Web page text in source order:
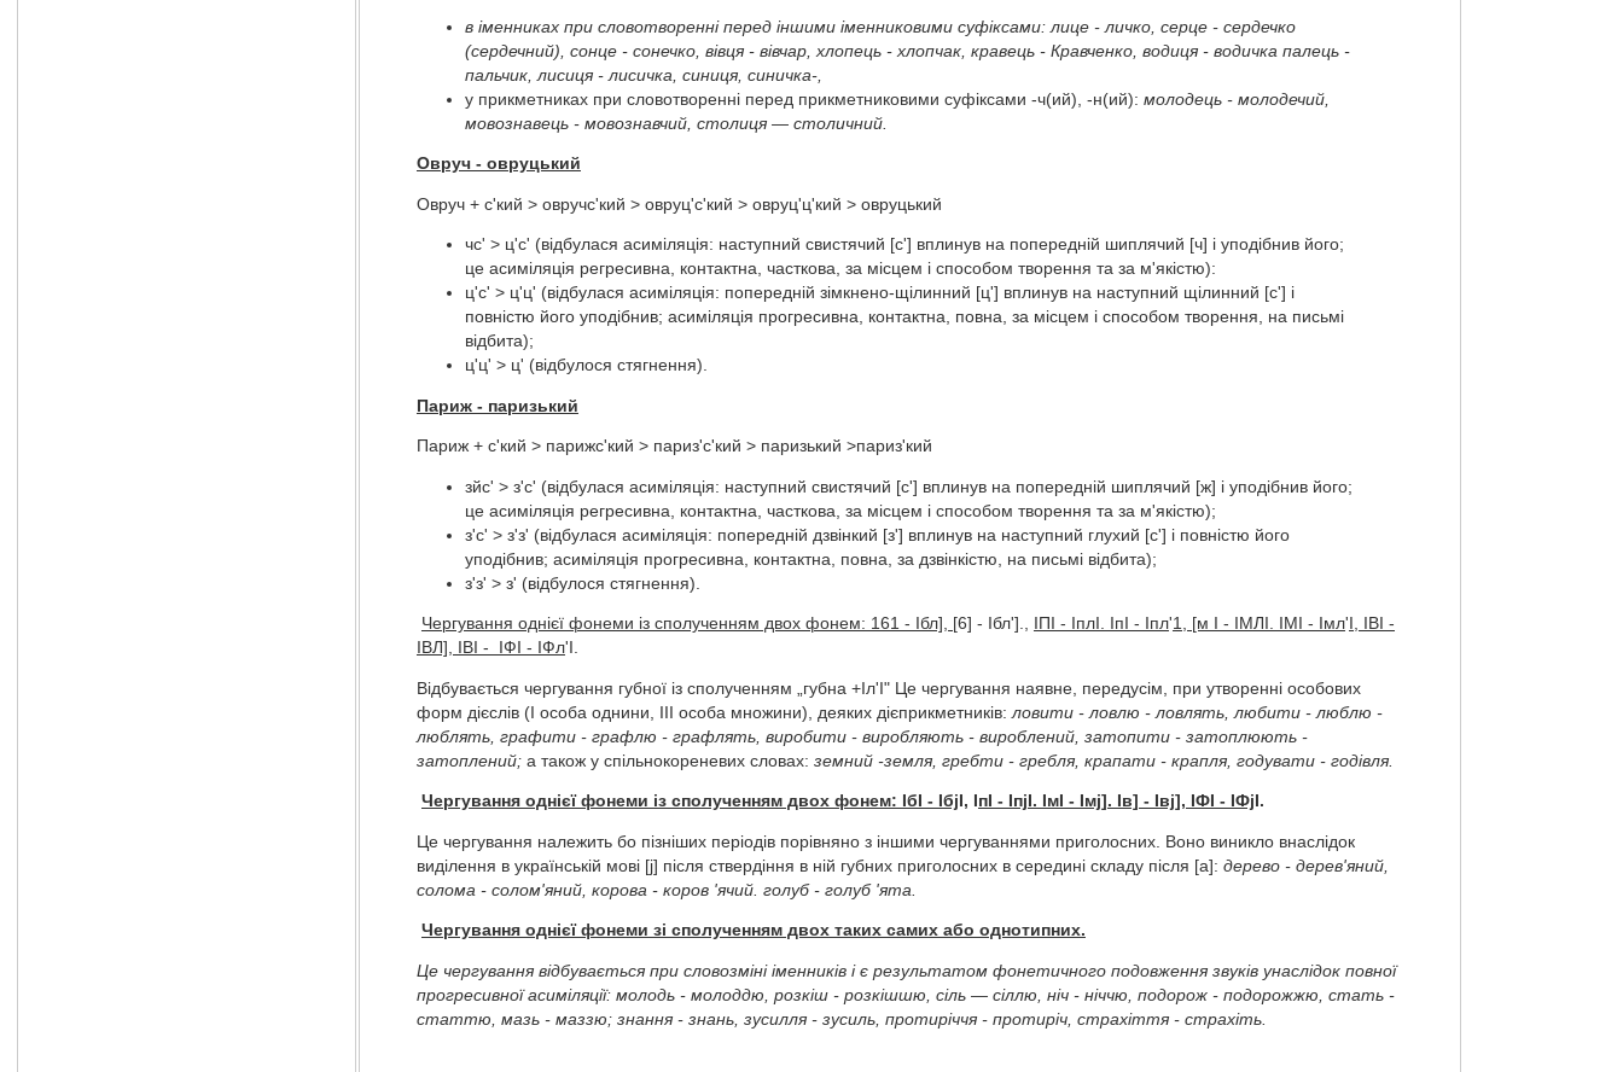
в іменниках при словотворенні перед іншими іменниковими суфіксами:лице - личко, серце - сердечко
(сердечний), сонце - сонечко, вівця - вівчар, хлопець - хлопчак, кравець - Кравченко, водиця - водичка палець -
пальчик, лисиця - лисичка, синиця, синичка-,
у прикметниках при словотворенні перед прикметниковими суфіксами -ч(ий), -н(ий): молодець - молодечий,
мовознавець - мовознавчий, столиця — столичний.
Овруч - овруцький
Овруч + с'кий > овручс'кий > овруц'с'кий > овруц'ц'кий > овруцький
чс' > ц'с' (відбулася асиміляція: наступний свистячий [с'] вплинув на попередній шиплячий [ч] і уподібнив його;
це асиміляція регресивна, контактна, часткова, за місцем і способом творення та за м'якістю):
ц'с' > ц'ц' (відбулася асиміляція: попередній зімкнено-щілинний [ц'] вплинув на наступний щілинний [с'] і
повністю його уподібнив; асиміляція прогресивна, контактна, повна, за місцем і способом творення, на письмі
відбита);
ц'ц' > ц' (відбулося стягнення).
Париж - паризький
Париж + с'кий > парижс'кий > париз'с'кий > паризький >париз'кий
зйс' > з'с' (відбулася асиміляція: наступний свистячий [с'] вплинув на попередній шиплячий [ж] і уподібнив його;
це асиміляція регресивна, контактна, часткова, за місцем і способом творення та за м'якістю);
з'с' > з'з' (відбулася асиміляція: попередній дзвінкий [з'] вплинув на наступний глухий [с'] і повністю його
уподібнив; асиміляція прогресивна, контактна, повна, за дзвінкістю, на письмі відбита);
з'з' > з' (відбулося стягнення).
Чергування однієї фонеми із сполученням двох фонем: 161 - Ібл], [6] - Ібл']., ІПІ - ІплІ. ІпІ - Іпл'1, [м І - ІМЛІ. ІМІ - Імл' І, ІВІ -
ІВЛ], ІВІ - ІФІ - ІФл'І.
Відбувається чергування губної із сполученням „губна +Іл'І" Це чергування наявне, передусім, при утворенні особових
форм дієслів (І особа однини, III особа множини), деяких дієприкметників: ловити - ловлю - ловлять, любити - люблю -
люблять, графити - графлю - графлять, виробити - виробляють - вироблений, затопити - затоплюють -
затоплений;а також у спільнокореневих словах: земний -земля, гребти - гребля, крапати - крапля, годувати - годівля.
Чергування однієї фонеми із сполученням двох фонем: ІбІ - Ібj І, І пІ - ІпjІ. ІмІ - Імj]. Ів] - Івj], ІФІ - ІФj І.
Це чергування належить бо пізніших періодів порівняно з іншими чергуваннями приголосних. Воно виникло внаслідок
виділення в українській мові [j] після ствердіння в ній губних приголосних в середині складу після [а]: дерево - дерев'яний,
солома - солом'яний, корова - коров 'ячий. голуб - голуб 'ята.
Чергування однієї фонеми зі сполученням двох таких самих або однотипних.
Це чергування відбувається при словозміні іменників і є результатом фонетичного подовження звуків унаслідок повної
прогресивної асиміляції:молодь - молоддю, розкіш - розкішшю, сіль — сіллю, ніч - ніччю, подорож - подорожжю, стать -
статтю, мазь - маззю; знання - знань, зусилля - зусиль, протиріччя - протиріч, страхіття - страхіть.